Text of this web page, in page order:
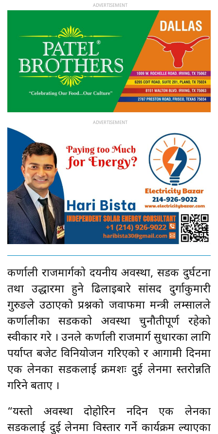
कर्णाली राजमार्गको दयनीय अवस्था, सडक दुर्घटना
तथा उद्धारमा हुने ढिलाइबारे सांसद दुर्गाकुमारी
गुरुङले उठाएको प्रश्नको जवाफमा मन्त्री लम्सालले
कर्णालीका सडकको अवस्था चुनौतीपूर्ण रहेको
स्वीकार गरे । उनले कर्णाली राजमार्ग सुधारका लागि
पर्याप्त बजेट विनियोजन गरिएको र आगामी दिनमा
एक लेनका सडकलाई क्रमशः दुई लेनमा स्तरोन्नति
गरिने बताए ।
“यस्तो अवस्था दोहोरिन नदिन एक लेनका
सडकलाई दुई लेनमा विस्तार गर्ने कार्यक्रम ल्याएका